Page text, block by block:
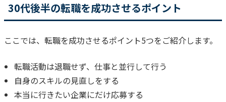
30代後半の転職を成功させるポイント
ここでは、転職を成功させるポイント5つをご紹介します。
転職活動は退職せず、仕事と並行して行う
自身のスキルの見直しをする
本当に行きたい企業にだけ応募する